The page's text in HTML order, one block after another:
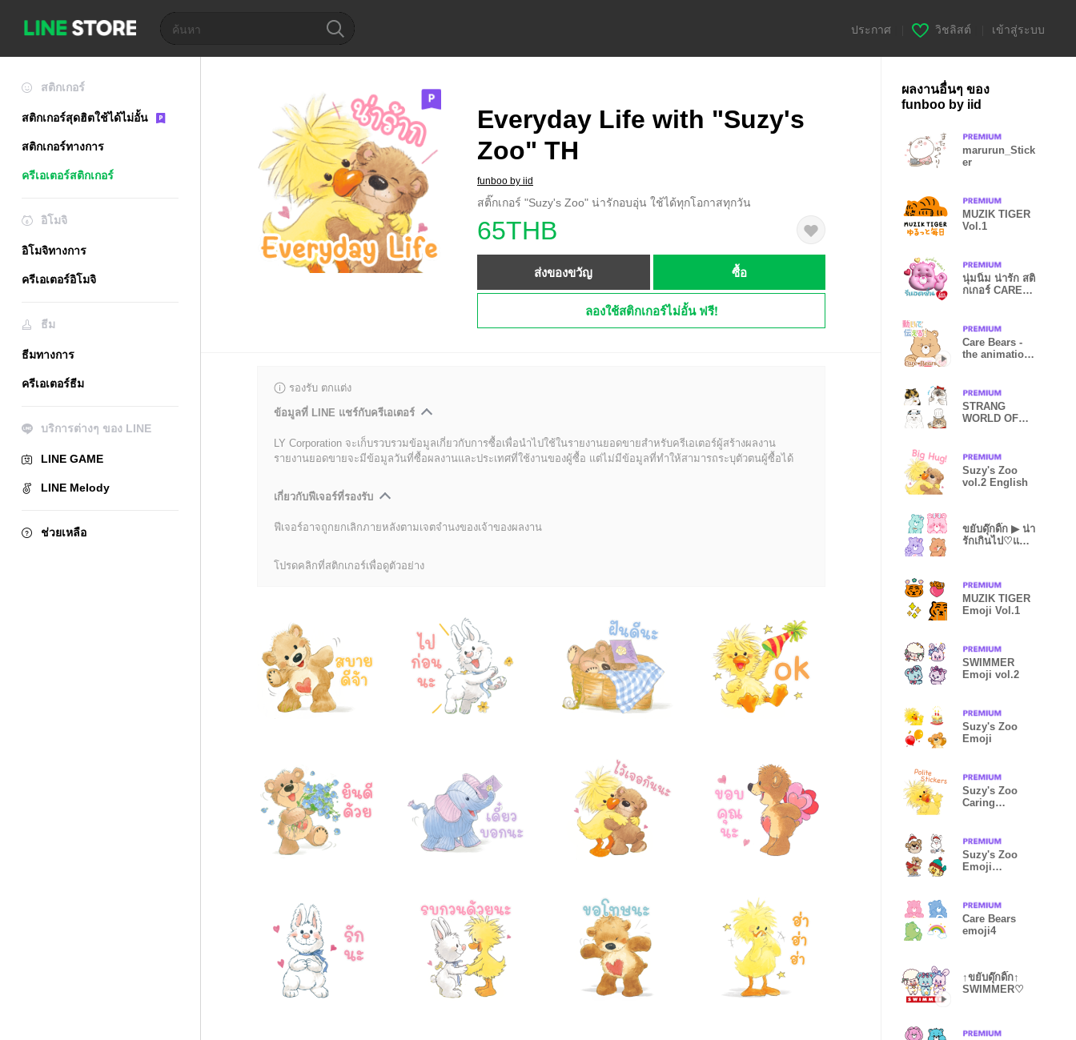
ประกาศ วิชลิสต์ เข้าสู่ระบบ
สติกเกอร์
สติกเกอร์สุดฮิตใช้ได้ไม่อั้น
สติกเกอร์ทางการ
ครีเอเตอร์สติกเกอร์
อิโมจิ
อิโมจิทางการ
ครีเอเตอร์อิโมจิ
ธีม
ธีมทางการ
ครีเอเตอร์ธีม
บริการต่างๆ ของ LINE
LINE GAME
LINE Melody
ช่วยเหลือ
Everyday Life with "Suzy's
Zoo" TH
funboo by iid
สติ๊กเกอร์ "Suzy's Zoo" น่ารักอบอุ่น ใช้ได้ทุกโอกาสทุกวัน
65THB
ส่งของขวัญ ซื้อ
ลองใช้สติกเกอร์ไม่อั้น ฟรี!
รองรับ ตกแต่ง
ข้อมูลที่ LINE แชร์กับครีเอเตอร์
LY Corporation จะเก็บรวบรวมข้อมูลเกี่ยวกับการซื้อเพื่อนำไปใช้ในรายงานยอดขายสำหรับครีเอเตอร์ผู้สร้างผลงาน
รายงานยอดขายจะมีข้อมูลวันที่ซื้อผลงานและประเทศที่ใช้งานของผู้ซื้อ แต่ไม่มีข้อมูลที่ทำให้สามารถระบุตัวตนผู้ซื้อได้
เกี่ยวกับฟีเจอร์ที่รองรับ
ฟีเจอร์อาจถูกยกเลิกภายหลังตามเจตจำนงของเจ้าของผลงาน
โปรดคลิกที่สติกเกอร์เพื่อดูตัวอย่าง
ผลงานอื่นๆ ของ
funboo by iid
marurun_Stick
er
MUZIK TIGER
Vol.1
นุ่มนิ่ม น่ารัก สติ
กเกอร์ CARE
Care Bears -
the animation2
STRANG
WORLD OF
Suzy's Zoo
vol.2 English
ขยับดุ๊กดิ๊ก ▶ น่า
รักเกินไป♡แคร์
MUZIK TIGER
Emoji Vol.1
SWIMMER
Emoji vol.2
Suzy's Zoo
Emoji
Suzy's Zoo
Caring
Suzy's Zoo
Emoji
Care Bears
emoji4
↑ขยับดุ๊กดิ๊ก↑
SWIMMER♡